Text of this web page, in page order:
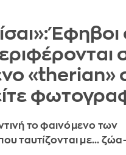
Έφηβοι
«therian»
το φαινόμενο των
ταυτίζονται με...